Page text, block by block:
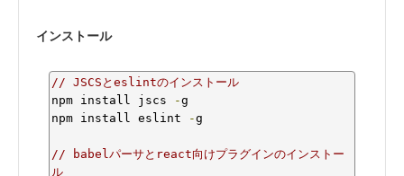
インストール
// JSCSとeslintのインストール
npm install jscs
-g
npm install eslint
-g
// babelパーサとreact向けプラグインのインストー
ル